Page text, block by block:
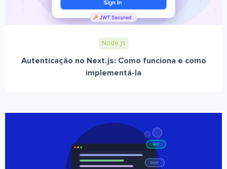
Node.js
Autenticação no Next.js: Como funciona e como
implementá-la